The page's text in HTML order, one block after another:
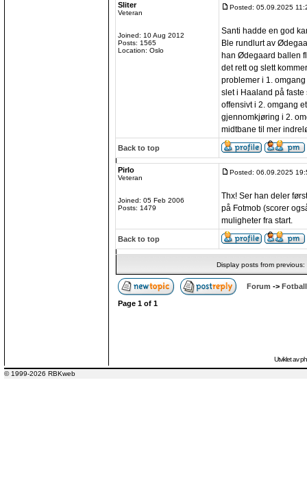
Sliter
Veteran
Joined: 10 Aug 2012
Posts: 1565
Location: Oslo
Posted: 05.09.2025
Santi hadde en god
Ble rundlurt av
han Ødegaard ballen
det rett og slett
problemer i 1.
slet i Haaland på faste
offensivt i 2. omgang
gjennomkjøring i 2.
midtbane til mer
Back to top
Pirlo
Veteran
Joined: 05 Feb 2006
Posts: 1479
Posted: 06.09.2025
Thx! Ser han deler
på Fotmob (scorer
muligheter fra start.
Back to top
Display posts from previous:
Forum ->
Page 1 of 1
Utviklet av
© 1999-2026 RBKweb